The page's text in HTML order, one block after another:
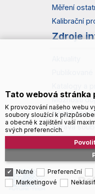
Měření
Kalibrační
Zdroje
Možnosti
Zásady
Správa
Tato webová stránka
K provozování našeho webu
soubory sloužící k
a obecně k zajištění vaší
svých preferencích.
Nutné Preferenční
Marketingové